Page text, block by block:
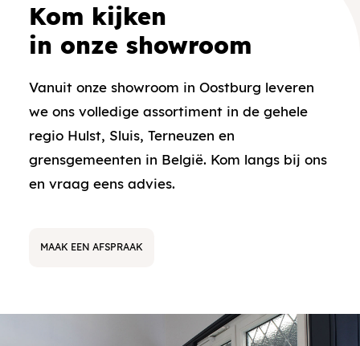
Kom kijken
in onze showroom
Vanuit onze showroom in Oostburg leveren
we ons volledige assortiment in de gehele
regio Hulst, Sluis, Terneuzen en
grensgemeenten in België. Kom langs bij ons
en vraag eens advies.
MAAK EEN AFSPRAAK